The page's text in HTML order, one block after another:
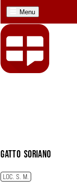
Menu
gatto soriano
LOC. S. M.